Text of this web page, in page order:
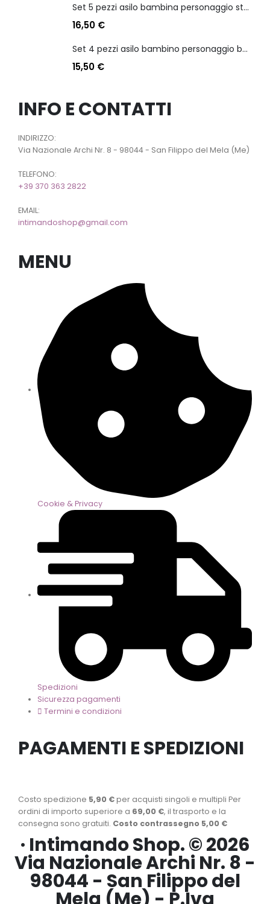
Set 5 pezzi asilo bambina personaggio stitch angel
16,50 €
Set 4 pezzi asilo bambino personaggio batman
15,50 €
INFO E CONTATTI
INDIRIZZO:
Via Nazionale Archi Nr. 8 - 98044 - San Filippo del Mela (Me)
TELEFONO:
+39 370 363 2822
EMAIL:
intimandoshop@gmail.com
MENU
Cookie & Privacy
Spedizioni
Sicurezza pagamenti
Termini e condizioni
PAGAMENTI E SPEDIZIONI
Costo spedizione 5,90 €per acquisti singoli e multipli Per
ordini di importo superiore a 69,00 €, il trasporto e la
consegna sono gratuiti. Costo contrassegno 5,00 €
· Intimando Shop. © 2026
Via Nazionale Archi Nr. 8 -
98044 - San Filippo del